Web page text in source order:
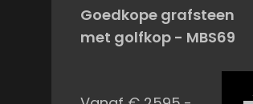
Goedkope grafsteen
met golfkop - MBS69